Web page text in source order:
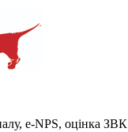
e-NPS, оцінка ЗВК